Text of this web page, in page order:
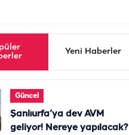
Yeni Haberler
Güncel
Şanlıurfa’ya dev AVM
geliyor! Nereye yapılacak?